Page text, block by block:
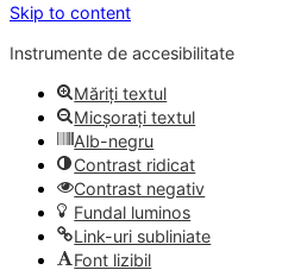
Skip to content
Instrumente de accesibilitate
Măriți textul
Micșorați textul
Alb-negru
Contrast ridicat
Contrast negativ
Fundal luminos
Link-uri subliniate
Font lizibil